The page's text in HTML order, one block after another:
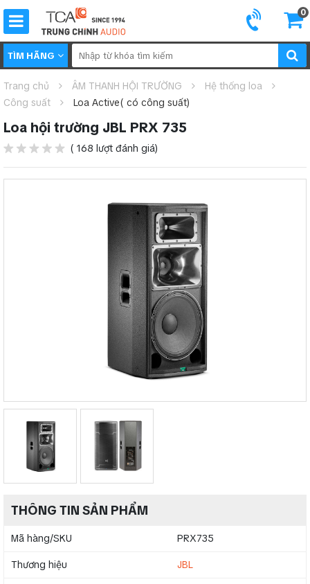
0
TÌM HÃNG
Trang chủ ÂM THANH HỘI TRƯỜNG
Hệ thống loa
Công suất
Loa Active( có công suất)
Loa hội trường JBL PRX 735
( 168 lượt đánh giá)
THÔNG TIN SẢN PHẨM
Mã hàng/SKU PRX735
Thương hiệu JBL